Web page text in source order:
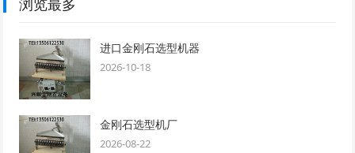
浏览最多
进口金刚石选型机器
2026-10-18
金刚石选型机厂
2026-08-22